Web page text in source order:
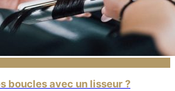
boucles avec un lisseur ?